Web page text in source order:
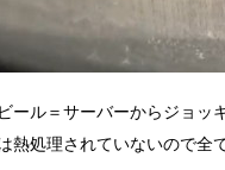
ール＝サーバーからジョッ
熱処理されていないので全